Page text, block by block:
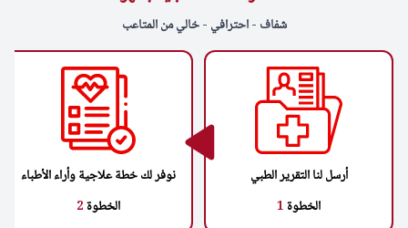
شفاف - احترافي - خالي من المتاعب
أرسل لنا التقرير الطبي
الخطوة1
نوفر لك خطة علاجية وأراء الأطباء
الخطوة2